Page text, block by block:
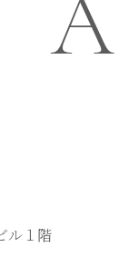
ル１階